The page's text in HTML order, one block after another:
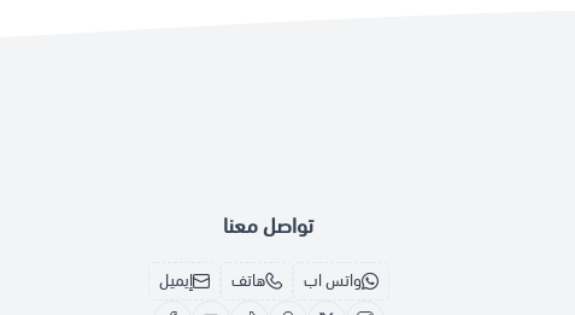
تواصل معنا
واتس اب هاتف إيميل